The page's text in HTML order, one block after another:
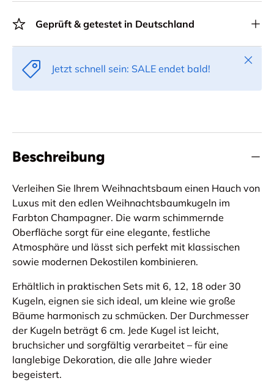
Geprüft & getestet in Deutschland
Jetzt schnell sein: SALE endet bald!
Beschreibung
Verleihen Sie Ihrem Weihnachtsbaum einen Hauch von
Luxus mit den edlen Weihnachtsbaumkugeln im
Farbton Champagner. Die warm schimmernde
Oberfläche sorgt für eine elegante, festliche
Atmosphäre und lässt sich perfekt mit klassischen
sowie modernen Dekostilen kombinieren.
Erhältlich in praktischen Sets mit 6, 12, 18 oder 30
Kugeln, eignen sie sich ideal, um kleine wie große
Bäume harmonisch zu schmücken. Der Durchmesser
der Kugeln beträgt 6 cm. Jede Kugel ist leicht,
bruchsicher und sorgfältig verarbeitet – für eine
langlebige Dekoration, die alle Jahre wieder
begeistert.